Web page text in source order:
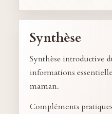
Synthèse
Synthèse introductive
informations
maman.
Compléments